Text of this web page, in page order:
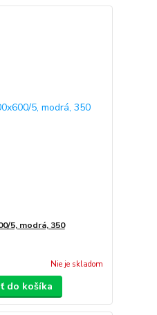
5, modrá, 350
Nie je skladom
do košíka